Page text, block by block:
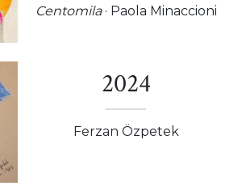
Centomila· Paola Minaccioni
2024
Ferzan Özpetek